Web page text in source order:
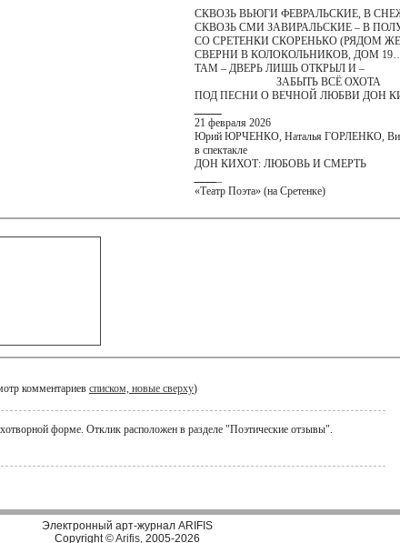
СКВОЗЬ ВЬЮГИ ФЕВРАЛЬСКИЕ, В
СКВОЗЬ СМИ ЗАВИРАЛЬСКИЕ – В
СО СРЕТЕНКИ СКОРЕНЬКО (РЯДОМ
СВЕРНИ В КОЛОКОЛЬНИКОВ, ДОМ
ТАМ – ДВЕРЬ ЛИШЬ ОТКРЫЛ И –
ЗАБЫТЬ ВСЁ ОХОТА
ПОД ПЕСНИ О ВЕЧНОЙ ЛЮБВИ ДОН
21 февраля 2026
Юрий ЮРЧЕНКО, Наталья ГОРЛЕНКО,
в спектакле
ДОН КИХОТ: ЛЮБОВЬ И СМЕРТЬ
«Театр Поэта» (на Сретенке)
комментариев списком, новые сверху)
форме. Отклик расположен в разделе "Поэтические отзывы".
Электронный арт-журнал ARIFIS
Copyright ©Arifis, 2005-2026